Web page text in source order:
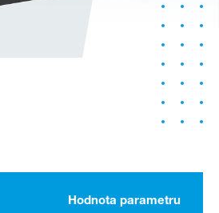
Hodnota parametru